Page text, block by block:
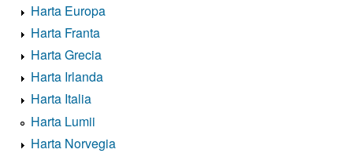
Harta Europa
Harta Franta
Harta Grecia
Harta Irlanda
Harta Italia
Harta Lumii
Harta Norvegia